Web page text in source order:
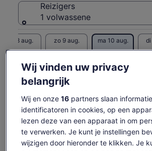
Reizigers
1 volwassene
za 8 aug. zo 9 aug. ma 10 aug. di
De
prijs
is
€ 207
per
volwassene
€ 207
inclusief belastingen en toeslagen
per volwassene
Content op deze pagina is
door machinevertaling
Originele tekst bekijken
Feedback over deze vertalingen
Wat is wel en niet
inbegrepen
Wij vinden uw privacy
belangrijk
Wij en onze 16partners slaan
identificatoren in cookies, op een
lezen deze van een apparaat in om
te verwerken. Je kunt je instellingen
wijzigen door hieronder te klikken. Je